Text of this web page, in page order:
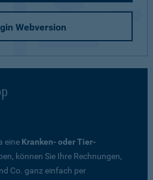
Webversion
eine Kranken- oder Tier-
können Sie Ihre Rechnungen,
Co. ganz einfach per